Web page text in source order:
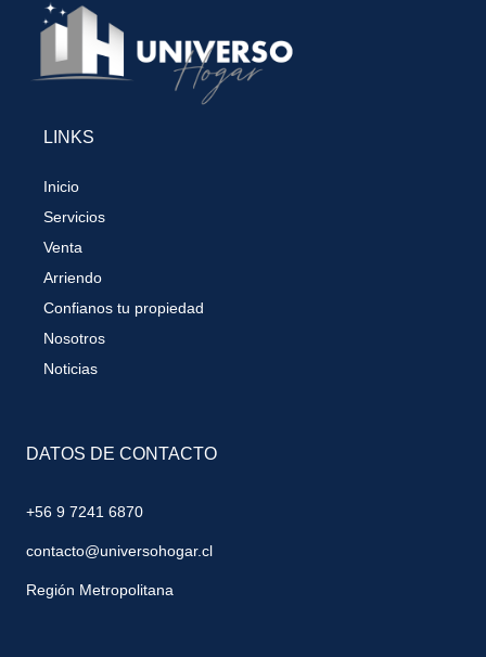
LINKS
Inicio
Servicios
Venta
Arriendo
Confianos tu propiedad
Nosotros
Noticias
DATOS DE CONTACTO
+56 9 7241 6870
contacto@universohogar.cl
Región Metropolitana